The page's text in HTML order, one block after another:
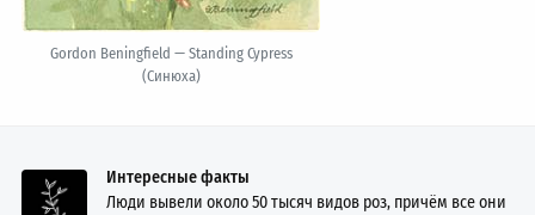
Gordon Beningfield — Standing Cypress
(Синюха)
Интересные факты
Люди вывели около 50 тысяч видов роз, причём все они